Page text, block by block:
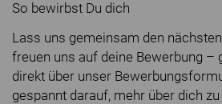
So bewirbst Du dich
Lass uns gemeinsam den
freuen uns auf deine Bewerbung –
direkt über unser
gespannt darauf, mehr über dich